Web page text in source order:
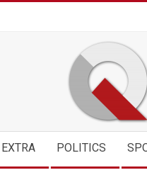
EXTRA POLITICS